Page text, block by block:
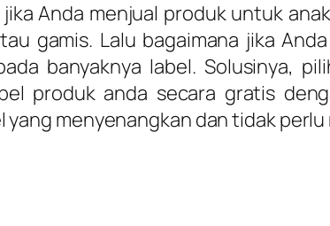
Anda menjual produk untuk
gamis. Lalu bagaimana jika
banyaknya label. Solusinya,
produk anda secara gratis
yang menyenangkan dan tidak